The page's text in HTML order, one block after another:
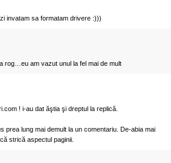
invatam sa formatam drivere :)))
rog…eu am vazut unul la fel mai de mult
! i-au dat ăştia şi dreptul la replică.
prea lung mai demult la un comentariu. De-abia mai
strică aspectul paginii.